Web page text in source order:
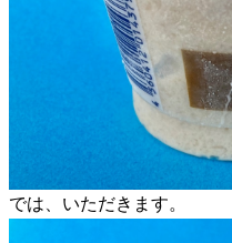
では、いただきます。